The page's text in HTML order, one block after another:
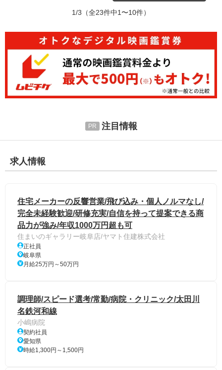
1/3 （全23件中1〜10件）
注目情報
求人情報
住宅メーカーの反響営業/飛び込み・個人ノルマなし/
完全未経験歓迎/研修充実/自信を持って提案できる商
品力が強み/年収1000万円超も可
住まいのギャラリー岐阜店/ヤマト住建株式会社
正社員
岐阜県
月給25万円～50万円
調理師/スピード選考/常勤/病院・クリニック/太田川
名鉄河和線
小嶋病院
契約社員
愛知県
時給1,300円～1,500円